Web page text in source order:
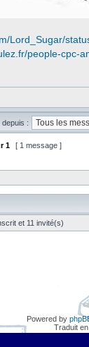
Lord_Sugar/
people-cpc-
:
1 [ 1 message ]
et 11 invité(s)
Powered by
Traduit